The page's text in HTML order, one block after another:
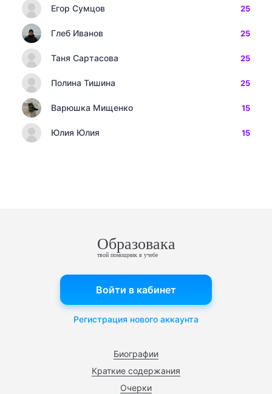
Егор Сумцов 25
Глеб Иванов 25
Таня Сартасова 25
Полина Тишина 25
Варюшка Мищенко 15
Юлия Юлия 15
Образовака
твой помощник в учебе
Биографии
Краткие содержания
Очерки
Войти в кабинет
Регистрация нового аккаунта